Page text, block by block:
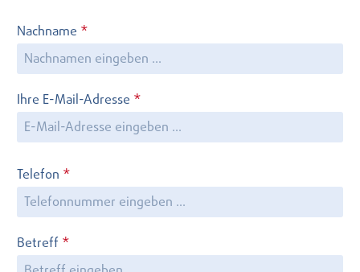
Nachname *
Ihre E-Mail-Adresse *
Telefon *
Betreff *